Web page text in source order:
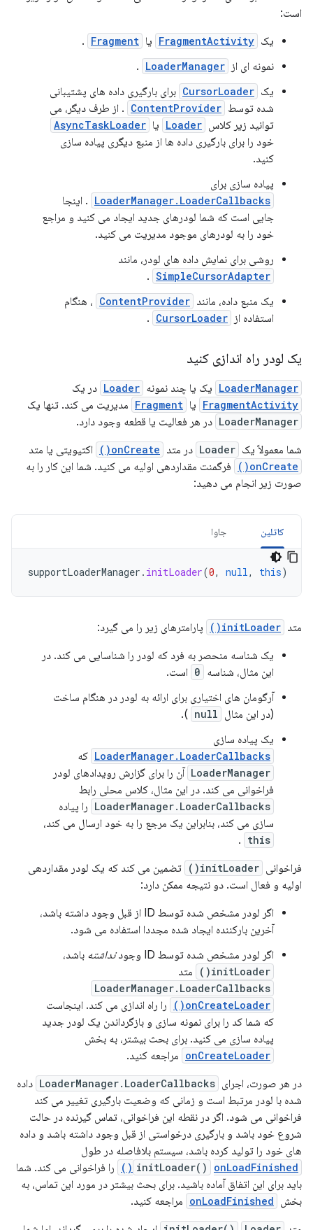
است:
یک FragmentActivity یا Fragment
.
نمونه ای از LoaderManager
.
یک CursorLoader برای بارگیری داده های پشتیبانی
شده توسط ContentProvider . از طرف دیگر، می
توانید زیر کلاس Loader یا AsyncTaskLoader
خود را برای بارگیری داده ها از منبع دیگری پیاده سازی
کنید.
پیاده سازی برای
LoaderManager.LoaderCallbacks . اینجا
جایی است که شما لودرهای جدید ایجاد می کنید و مراجع
خود را به لودرهای موجود مدیریت می کنید.
روشی برای نمایش داده های لودر، مانند
SimpleCursorAdapter
.
یک منبع داده، مانند ContentProvider ، هنگام
استفاده از CursorLoader
.
یک لودر راه اندازی کنید
LoaderManager یک یا چند نمونه Loader در یک
FragmentActivity یا Fragment مدیریت می کند. تنها یک
LoaderManager در هر فعالیت یا قطعه وجود دارد.
شما معمولاً یک Loader در متد onCreate() اکتیویتی یا متد
onCreate()
فرگمنت مقداردهی اولیه می کنید. شما این کار را به
صورت زیر انجام می دهید:
کاتلین جاوا
supportLoaderManager . initLoader(0, null, this)
متد initLoader()
پارامترهای زیر را می گیرد:
یک شناسه منحصر به فرد که لودر را شناسایی می کند. در
این مثال، شناسه 0 است.
آرگومان های اختیاری برای ارائه به لودر در هنگام ساخت
(در این مثال null
).
یک پیاده سازی
LoaderManager.LoaderCallbacks که
LoaderManager آن را برای گزارش رویدادهای لودر
فراخوانی می کند. در این مثال، کلاس محلی رابط
LoaderManager.LoaderCallbacks را پیاده
سازی می کند، بنابراین یک مرجع را به خود ارسال می کند،
this
.
فراخوانی initLoader()
تضمین می کند که یک لودر مقداردهی
اولیه و فعال است. دو نتیجه ممکن دارد:
اگر لودر مشخص شده توسط ID از قبل وجود داشته باشد،
آخرین بارکننده ایجاد شده مجددا استفاده می شود.
اگر لودر مشخص شده توسط ID وجود
نداشته باشد،
initLoader() متد
LoaderManager.LoaderCallbacks
onCreateLoader()
را راه اندازی می کند. اینجاست
که شما کد را برای نمونه سازی و بازگرداندن یک لودر جدید
پیاده سازی می کنید. برای بحث بیشتر، به بخش
onCreateLoader مراجعه کنید.
در هر صورت، اجرای LoaderManager.LoaderCallbacks داده
شده با لودر مرتبط است و زمانی که وضعیت بارگیری تغییر می کند
فراخوانی می شود. اگر در نقطه این فراخوانی، تماس گیرنده در حالت
شروع خود باشد و بارگیری درخواستی از قبل وجود داشته باشد و داده
های خود را تولید کرده باشد، سیستم بلافاصله در طول
initLoader() onLoadFinished()
را فراخوانی می کند. شما
باید برای این اتفاق آماده باشید. برای بحث بیشتر در مورد این تماس، به
بخش onLoadFinished مراجعه کنید.